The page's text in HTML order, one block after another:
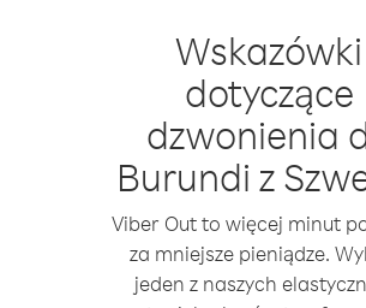
Wskazówki
dotyczące
dzwonienia
Burundi z
Viber Out to więcej minut
za mniejsze pieniądze.
jeden z naszych